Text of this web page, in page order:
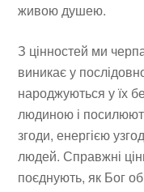
живою душею.
З цінностей ми
виникає у
народжуються у їх
людиною і
згоди, енергією
людей. Справжні
поєднують, як Бог